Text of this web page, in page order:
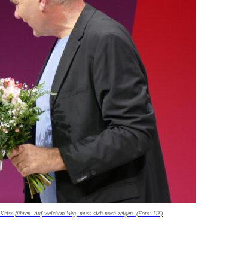
führen. Auf welchem Weg, muss sich noch zeigen. (Foto: UZ)